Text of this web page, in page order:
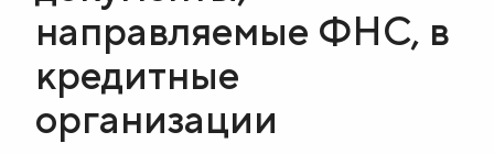
Блог
О
нас
направляемые ФНС, в
кредитные
организации